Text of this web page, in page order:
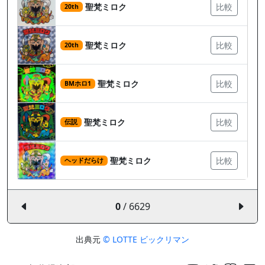
20th 聖梵ミロク 比較
20th 聖梵ミロク 比較
BMホロ1 聖梵ミロク 比較
伝説 聖梵ミロク 比較
ヘッドだらけ 聖梵ミロク 比較
0/ 6629
出典元 © LOTTE ビックリマン